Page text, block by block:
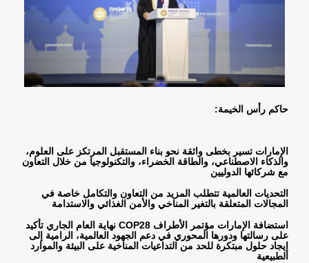
حاكم رأس الخيمة:
الإمارات تسير بخطى واثقة نحو بناء المستقبل المرتكز على العلوم،
والذكاء الاصطناعي، والطاقة الخضراء، والتكنولوجيا من خلال التعاون
مع شركائها الدوليين
التحديات العالمية تتطلب المزيد من التعاون والتكامل خاصة في
المجالات المتعلقة بالتغير المناخي والأمن الغذائي والاستدامة
استضافة الإمارات مؤتمر الأطراف COP28 نهاية العام الجاري تأكيد
على رسالتها ودورها المحوري في دعم الجهود العالمية، الرامية إلى
إيجاد حلول مبتكرة للحد من التداعيات المناخية على البيئة والموارد
الطبيعية